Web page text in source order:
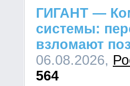
ГИГАНТ —
системы:
взломают
06.08.2026,
564